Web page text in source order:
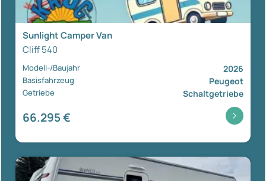
Sunlight Camper Van
Cliff 540
Modell-/Baujahr 2026
Basisfahrzeug Peugeot
Getriebe Schaltgetriebe
66.295 €